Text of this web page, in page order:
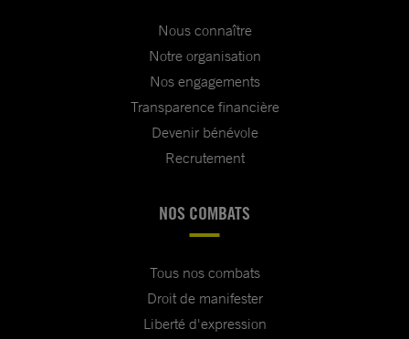
Nous connaître
Notre organisation
Nos engagements
Transparence financière
Devenir bénévole
Recrutement
NOS COMBATS
Tous nos combats
Droit de manifester
Liberté d'expression